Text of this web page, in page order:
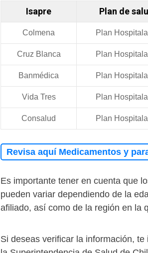
Isapre Plan de
Colmena Plan
Cruz Blanca Plan
Banmédica Plan
Vida Tres Plan
Consalud Plan
Revisa aquí Medicamentos y
Es importante tener en cuenta que
pueden variar dependiendo de la
afiliado, así como de la región en la
Si deseas verificar la información,